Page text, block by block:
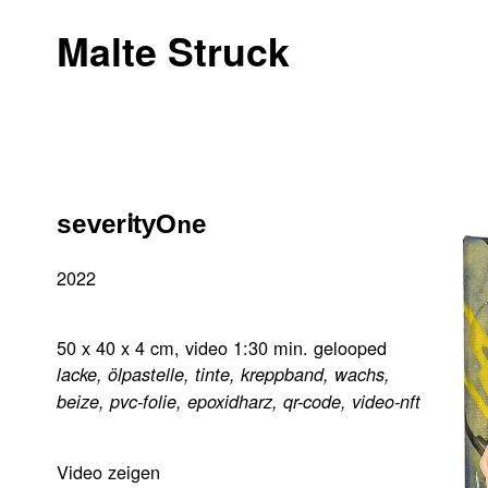
Malte Struck
ˢᵉᵛᵉʳⁱᵗʸᴼⁿᵉ
2022
50 x 40 x 4 cm, video 1:30 min. gelooped
lacke, ölpastelle, tinte, kreppband, wachs,
beize, pvc-folie, epoxidharz, qr-code, video-nft
Video zeigen